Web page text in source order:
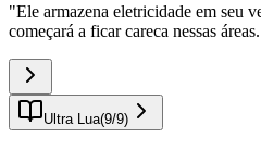
"Ele armazena eletricidade em seu
começará a ficar careca nessas áreas.
Ultra Lua(9/9)